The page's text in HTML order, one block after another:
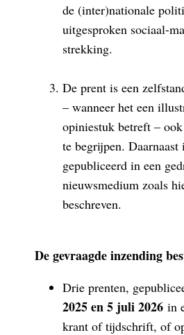
de (inter)nationale
uitgesproken sociaal-
strekking.
De prent is een
– wanneer het een
opiniestuk betreft –
te begrijpen. Daarnaast
gepubliceerd in een
nieuwsmedium zoals
beschreven.
De gevraagde inzending
Drie prenten,
2025 en 5 juli 2026 in
krant of tijdschrift, of